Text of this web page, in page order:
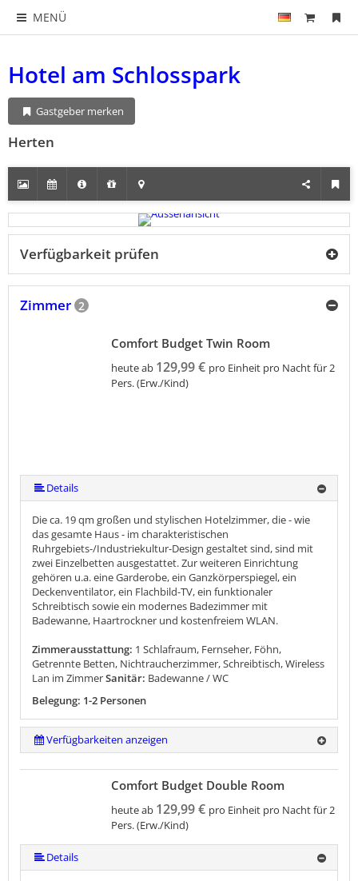
MENÜ
Hotel am Schlosspark
Gastgeber merken
Herten
Verfügbarkeit prüfen
Zimmer 2
Comfort Budget Twin Room
heute ab 129,99 € pro Einheit pro Nacht für 2
Pers. (Erw./Kind)
Details
Die ca. 19 qm großen und stylischen Hotelzimmer, die - wie
das gesamte Haus - im charakteristischen
Ruhrgebiets-/Industriekultur-Design gestaltet sind, sind mit
zwei Einzelbetten ausgestattet. Zur weiteren Einrichtung
gehören u.a. eine Garderobe, ein Ganzkörperspiegel, ein
Deckenventilator, ein Flachbild-TV, ein funktionaler
Schreibtisch sowie ein modernes Badezimmer mit
Badewanne, Haartrockner und kostenfreiem WLAN.
Zimmerausstattung: 1 Schlafraum, Fernseher, Föhn,
Getrennte Betten, Nichtraucherzimmer, Schreibtisch, Wireless
Lan im ZimmerSanitär: Badewanne / WC
Belegung: 1-2 Personen
Verfügbarkeiten anzeigen
Comfort Budget Double Room
heute ab 129,99 € pro Einheit pro Nacht für 2
Pers. (Erw./Kind)
Details